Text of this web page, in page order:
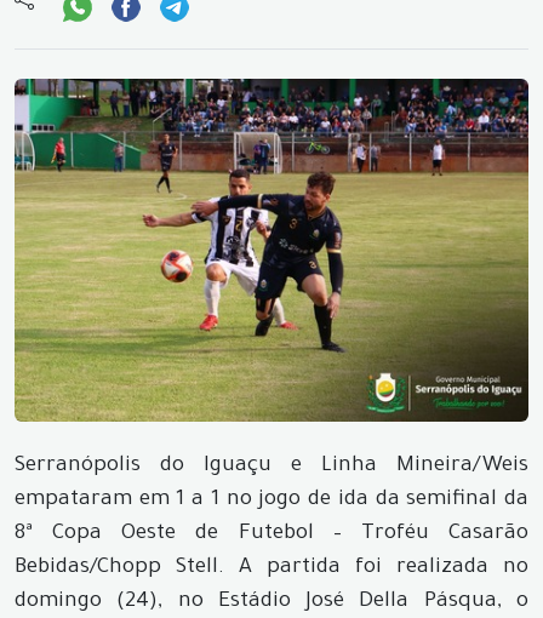
Serranópolis do Iguaçu e Linha Mineira/Weis
empataram em 1 a 1 no jogo de ida da semifinal da
8ª Copa Oeste de Futebol – Troféu Casarão
Bebidas/Chopp Stell. A partida foi realizada no
domingo (24), no Estádio José Della Pásqua, o